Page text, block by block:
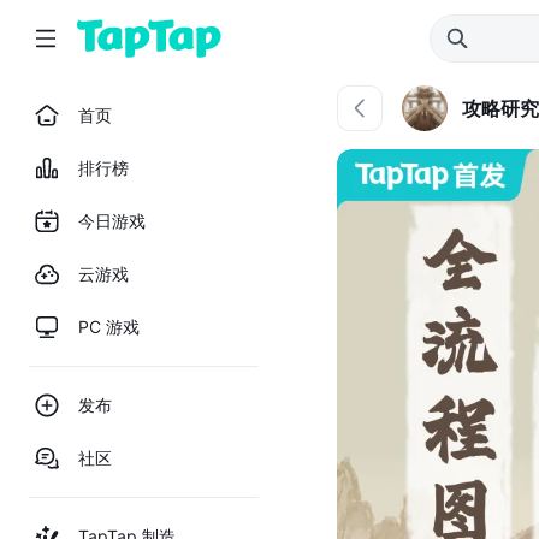
首页
排行榜
今日游戏
云游戏
PC 游戏
发布
社区
攻略研